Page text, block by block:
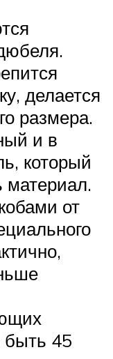
делается
размера.
и в
который
материал.
от
быть 45